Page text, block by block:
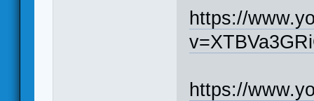
https://
https://